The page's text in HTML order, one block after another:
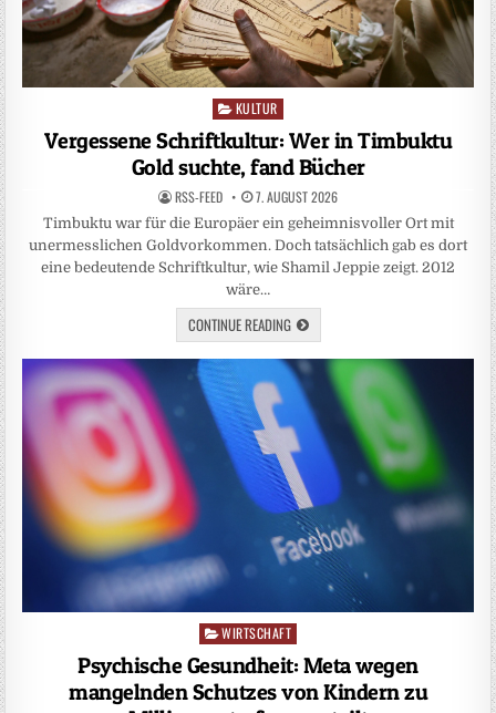
Posted
in
KULTUR
Vergessene Schriftkultur: Wer in Timbuktu
Gold suchte, fand Bücher
RSS-FEED 7. AUGUST 2026
Timbuktu war für die Europäer ein geheimnisvoller Ort mit
unermesslichen Goldvorkommen. Doch tatsächlich gab es dort
eine bedeutende Schriftkultur, wie Shamil Jeppie zeigt. 2012
wäre…
CONTINUE READING
Posted
in
WIRTSCHAFT
Psychische Gesundheit: Meta wegen
mangelnden Schutzes von Kindern zu